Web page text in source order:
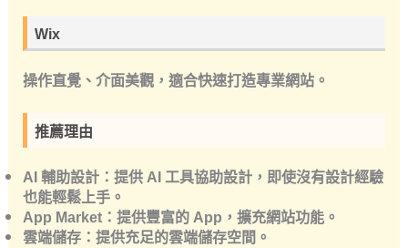
Wix
操作直覺、介面美觀，適合快速打造專業網站。
推薦理由
AI 輔助設計：提供 AI 工具協助設計，即使沒有設計經驗
也能輕鬆上手。
App Market：提供豐富的 App，擴充網站功能。
雲端儲存：提供充足的雲端儲存空間。